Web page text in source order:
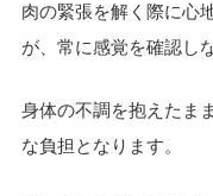
肉の緊張を解く際に心
が、常に感覚を確認し
身体の不調を抱えたま
な負担となります。